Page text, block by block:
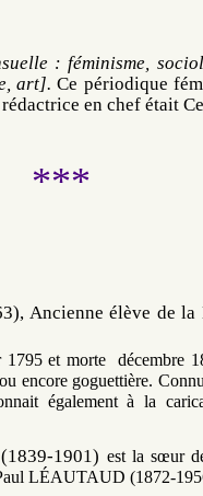
: féminisme,
art]. Ce périodique
en chef était
***
Ancienne élève de
et morte  décembre
encore goguettière.
également à la
(1839-1901) est la sœur
LÉAUTAUD (1872-